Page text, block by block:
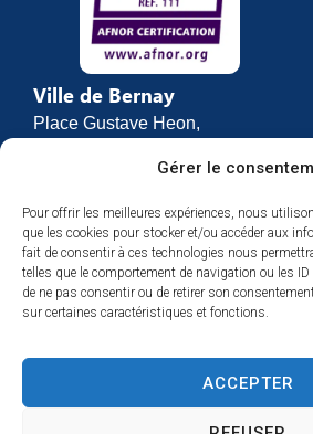
Gérer le
Pour offrir les meilleures expériences, nous
que les cookies pour stocker et/ou accéder aux
fait de consentir à ces technologies nous
telles que le comportement de navigation ou les
de ne pas consentir ou de retirer son
sur certaines caractéristiques et fonctions.
ACCEPTER
Ville de Bernay
Place Gustave Heon,
27307 BERNAY
02 32 46 63 00
Contact
Horaires d’ouverture
Du lundi au vendredi :
et de 13h30 à 17h